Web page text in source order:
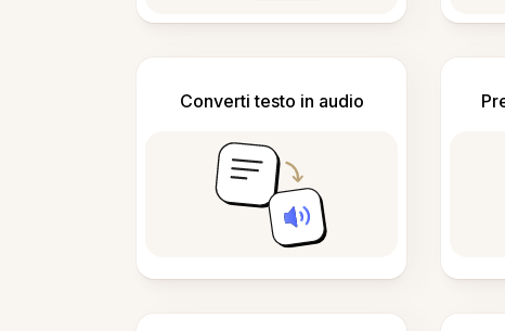
Converti testo in audio